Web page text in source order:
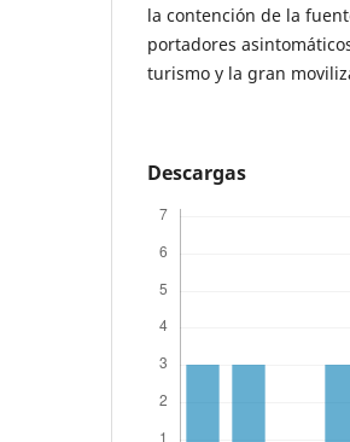
la contención de la
portadores
turismo y la gran
Descargas